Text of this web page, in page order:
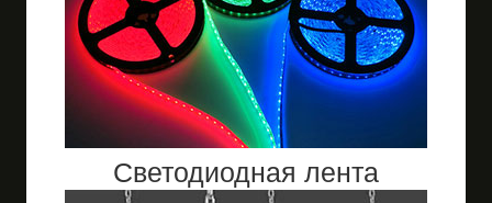
Светодиодная лента